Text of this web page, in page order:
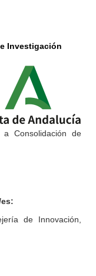
Investigación
a Consolidación de
de Innovación,